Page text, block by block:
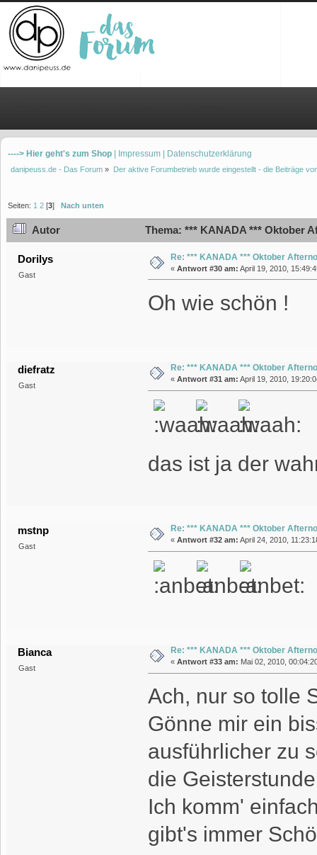
----> Hier geht's zum Shop | Impressum | Datenschutzerklärung
danipeuss.de - Das Forum » Der aktive Forumbetrieb wurde eingestellt - die Beiträge
Seiten: 1 2 [3] Nach unten
Autor Thema: *** KANADA *** Oktober
Dorilys
Gast
Re: *** KANADA *** Oktober
« Antwort #30 am: April 19, 2010,
Oh wie schön !
diefratz
Gast
Re: *** KANADA *** Oktober
« Antwort #31 am: April 19, 2010,
das ist ja der
mstnp
Gast
Re: *** KANADA *** Oktober
« Antwort #32 am: April 24, 2010,
Bianca
Gast
Re: *** KANADA *** Oktober
« Antwort #33 am: Mai 02, 2010,
Ach, nur so tolle
Gönne mir ein
ausführlicher zu
die
Ich komm'
gibt's immer